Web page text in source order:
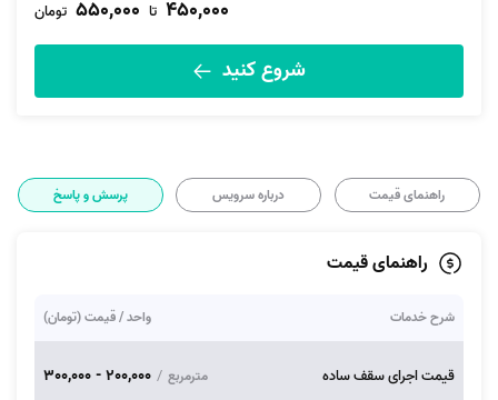
450,000 تا 550,000 تومان
شروع کنید
راهنمای قیمت درباره سرویس پرسش و پاسخ
راهنمای قیمت
شرح خدمات واحد / قیمت (تومان)
قیمت اجرای سقف ساده مترمربع /
200,000 - 300,000